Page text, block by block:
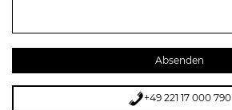
+49 221 17 000 790